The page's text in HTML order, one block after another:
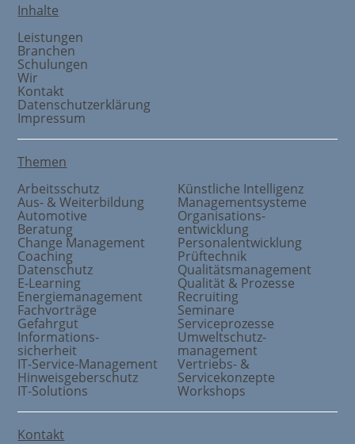
Inhalte
Leistungen
Branchen
Schulungen
Wir
Kontakt
Datenschutzerklärung
Impressum
Themen
Arbeitsschutz
Aus- & Weiterbildung
Automotive
Beratung
Change Management
Coaching
Datenschutz
E-Learning
Energiemanagement
Fachvorträge
Gefahrgut
Informations-
sicherheit
IT-Service-Management
Hinweisgeberschutz
IT-Solutions
Künstliche Intelligenz
Managementsysteme
Organisations-
entwicklung
Personalentwicklung
Prüftechnik
Qualitätsmanagement
Qualität & Prozesse
Recruiting
Seminare
Serviceprozesse
Umweltschutz-
management
Vertriebs- &
Servicekonzepte
Workshops
Kontakt